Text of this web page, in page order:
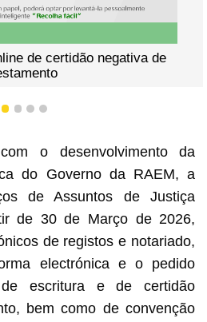
de certidão negativa de
1 2 3 4
o desenvolvimento da
do Governo da RAEM, a
de Assuntos de Justiça
de 30 de Março de 2026,
de registos e notariado,
electrónica e o pedido
escritura e de certidão
bem como de convenção